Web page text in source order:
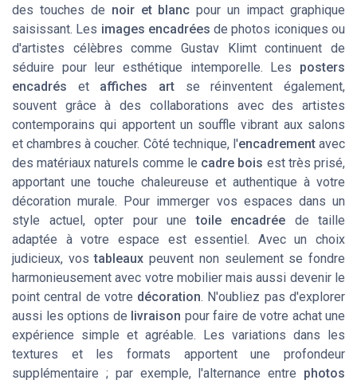
des touches de noir et blanc pour un impact graphique
saisissant. Les images encadrées de photos iconiques ou
d'artistes célèbres comme Gustav Klimt continuent de
séduire pour leur esthétique intemporelle. Les posters
encadrés et affiches art se réinventent également,
souvent grâce à des collaborations avec des artistes
contemporains qui apportent un souffle vibrant aux salons
et chambres à coucher. Côté technique, l'encadrementavec
des matériaux naturels comme le cadre bois est très prisé,
apportant une touche chaleureuse et authentique à votre
décoration murale. Pour immerger vos espaces dans un
style actuel, opter pour unetoile encadrée de taille
adaptée à votre espace est essentiel. Avec un choix
judicieux, vostableaux peuvent non seulement se fondre
harmonieusement avec votre mobilier mais aussi devenir le
point central de votre décoration. N'oubliez pas d'explorer
aussi les options de livraison pour faire de votre achat une
expérience simple et agréable. Les variations dans les
textures et les formats apportent une profondeur
supplémentaire ; par exemple, l'alternance entre photos